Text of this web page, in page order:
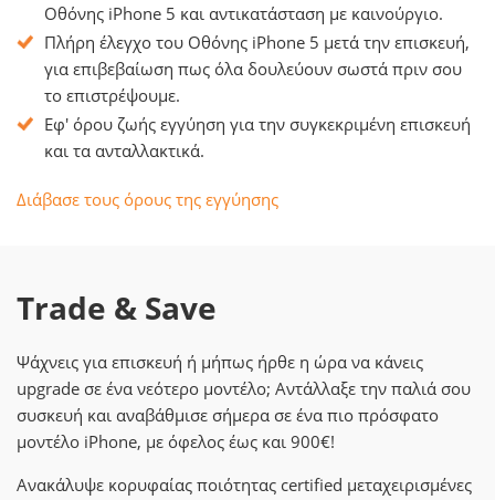
Οθόνης iPhone 5 και αντικατάσταση με καινούργιο.
Πλήρη έλεγχο του Οθόνης iPhone 5 μετά την επισκευή,
για επιβεβαίωση πως όλα δουλεύουν σωστά πριν σου
το επιστρέψουμε.
Εφ' όρου ζωής εγγύηση για την συγκεκριμένη επισκευή
και τα ανταλλακτικά.
Διάβασε τους όρους της εγγύησης
Trade & Save
Ψάχνεις για επισκευή ή μήπως ήρθε η ώρα να κάνεις
upgrade σε ένα νεότερο μοντέλο; Αντάλλαξε την παλιά σου
συσκευή και αναβάθμισε σήμερα σε ένα πιο πρόσφατο
μοντέλο iPhone, με όφελος έως και 900€!
Ανακάλυψε κορυφαίας ποιότητας certified μεταχειρισμένες